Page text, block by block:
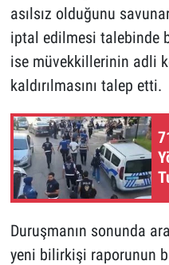
asılsız olduğunu
iptal edilmesi talebinde
ise müvekkillerinin adli
kaldırılmasını talep etti.
Duruşmanın sonunda
yeni bilirkişi raporunun